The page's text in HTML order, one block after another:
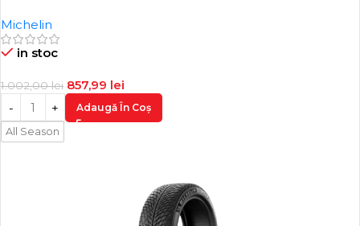
Michelin
in stoc
1.002,00lei 857,99 lei
Adaugă În Coș
All Season